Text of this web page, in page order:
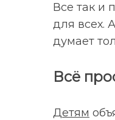
Все так и
для всех.
думает
Всё
Детям